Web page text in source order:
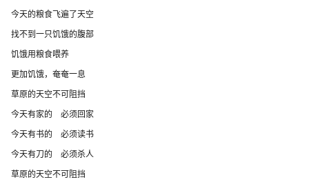
今天的粮食飞遍了天空
找不到一只饥饿的腹部
饥饿用粮食喂养
更加饥饿，奄奄一息
草原的天空不可阻挡
今天有家的 必须回家
今天有书的 必须读书
今天有刀的 必须杀人
草原的天空不可阻挡